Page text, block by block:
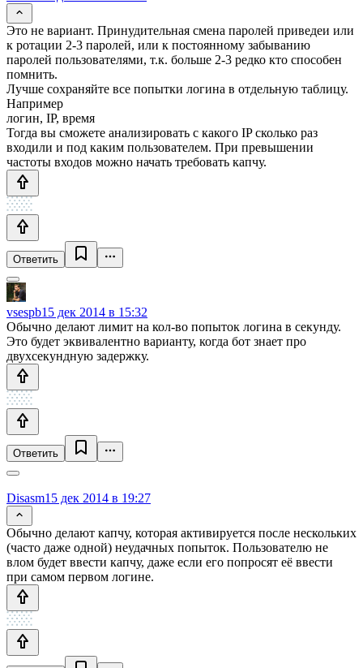
Это не вариант. Принудительная смена паролей приведеи или
к ротации 2-3 паролей, или к постоянному забыванию
паролей пользователями, т.к. больше 2-3 редко кто способен
помнить.
Лучше сохраняйте все попытки логина в отдельную таблицу.
Например
логин, IP, время
Тогда вы сможете анализировать с какого IP сколько раз
входили и под каким пользователем. При превышении
частоты входов можно начать требовать капчу.
Ответить
vsespb15 дек 2014 в 15:32
Обычно делают лимит на кол-во попыток логина в секунду.
Это будет эквивалентно варианту, когда бот знает про
двухсекундную задержку.
Ответить
Disasm15 дек 2014 в 19:27
Обычно делают капчу, которая активируется после нескольких
(часто даже одной) неудачных попыток. Пользователю не
влом будет ввести капчу, даже если его попросят её ввести
при самом первом логине.